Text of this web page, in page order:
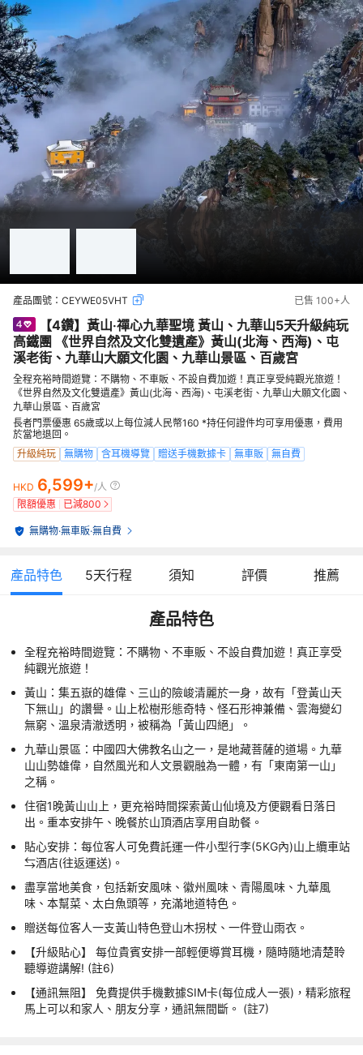
產品團號： CEYWE05VHT 已售 100+人
【4鑽】黃山‧禪心九華聖境 黃山、九華山5天升級純玩
高鐵團 《世界自然及文化雙遺產》黃山(北海、西海)、屯
溪老街、九華山大願文化園、九華山景區、百歲宮
全程充裕時間遊覽：不購物、不車販、不設自費加遊！真正享受純觀光旅遊！
《世界自然及文化雙遺產》黃山(北海、西海)、屯溪老街、九華山大願文化園、
九華山景區、百歲宮
長者門票優惠 65歲或以上每位減人民幣160 *持任何證件均可享用優惠，費用
於當地退回。
升級純玩
無購物 含耳機導覽 贈送手機數據卡 無車販 無自費
HKD 6,599+/人
限額優惠
已減800
無購物·無車販·無自費
產品特色 5天行程 須知 評價 推薦
產品特色
全程充裕時間遊覽：不購物、不車販、不設自費加遊！真正享受
純觀光旅遊！
黃山：集五嶽的雄偉、三山的險峻清麗於一身，故有「登黃山天
下無山」的讚譽。山上松樹形態奇特、怪石形神兼備、雲海變幻
無窮、溫泉清澈透明，被稱為「黃山四絕」。
九華山景區：中國四大佛教名山之一，是地藏菩薩的道場。九華
山山勢雄偉，自然風光和人文景觀融為一體，有「東南第一山」
之稱。
住宿1晚黃山山上，更充裕時間探索黃山仙境及方便觀看日落日
出。重本安排午、晚餐於山頂酒店享用自助餐。
貼心安排：每位客人可免費託運一件小型行李(5KG內)山上纜車站
⇆酒店(往返運送)。
盡享當地美食，包括新安風味、徽州風味、青陽風味、九華風
味、本幫菜、太白魚頭等，充滿地道特色。
贈送每位客人一支黃山特色登山木拐杖、一件登山雨衣。
【升級貼心】 每位貴賓安排一部輕便導賞耳機，隨時隨地清楚聆
聽導遊講解! (註6)
【通訊無阻】 免費提供手機數據SIM卡(每位成人一張)，精彩旅程
馬上可以和家人、朋友分享，通訊無間斷。 (註7)